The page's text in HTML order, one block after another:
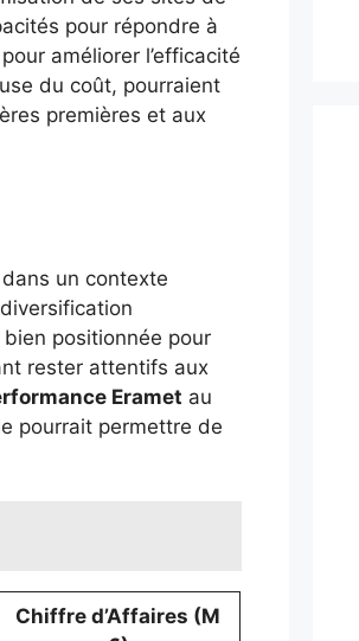
pour répondre à
améliorer l’efficacité
du coût, pourraient
premières et aux
un contexte
positionnée pour
rester attentifs aux
Eramet au
pourrait permettre de
Chiffre d’Affaires (M